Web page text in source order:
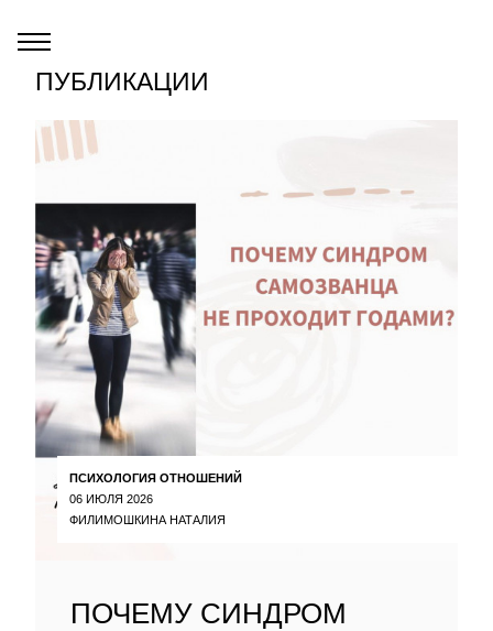
ПУБЛИКАЦИИ
ПСИХОЛОГИЯ ОТНОШЕНИЙ
06 ИЮЛЯ 2026
ФИЛИМОШКИНА НАТАЛИЯ
ПОЧЕМУ СИНДРОМ